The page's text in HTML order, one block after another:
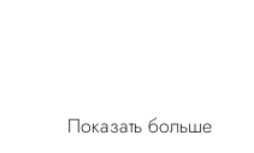
Показать больше